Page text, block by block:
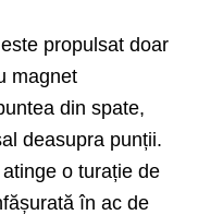
propulsat doar
magnet
din spate,
deasupra punții.
o turație de
în ac de